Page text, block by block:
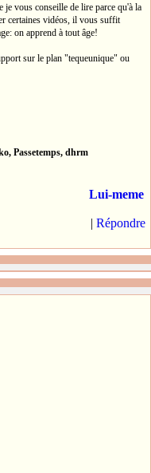
je vous conseille de lire parce qu'à la
certaines vidéos, il vous suffit
on apprend à tout âge!
sur le plan "tequeunique" ou
Passetemps, dhrm
Lui-meme
| Répondre